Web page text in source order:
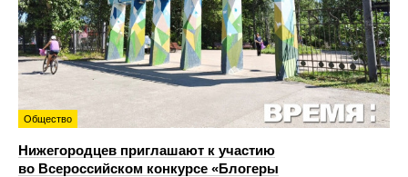
Общество
Нижегородцев приглашают к участию
во Всероссийском конкурсе «Блогеры